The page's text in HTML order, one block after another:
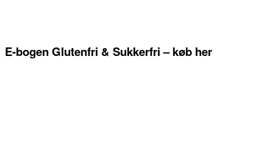
E-bogen Glutenfri & Sukkerfri – køb her